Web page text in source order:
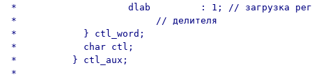
*                    dlab         : 1; // загрузка
*                         // делителя
*            } ctl_word;
*            char ctl;
*          } ctl_aux;
*